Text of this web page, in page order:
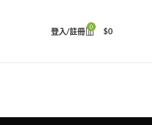
登入/註冊 0 $0